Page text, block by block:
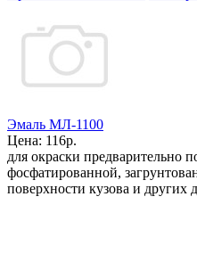
Эмаль МЛ-1100
Цена: 116р.
для окраски предварительно
фосфатированной,
поверхности кузова и других